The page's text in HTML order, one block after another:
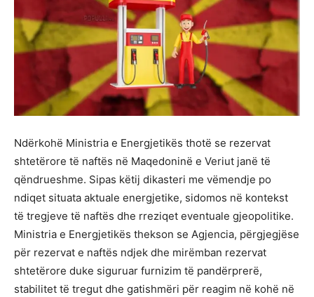
Ndërkohë Ministria e Energjetikës thotë se rezervat
shtetërore të naftës në Maqedoninë e Veriut janë të
qëndrueshme. Sipas këtij dikasteri me vëmendje po
ndiqet situata aktuale energjetike, sidomos në kontekst
të tregjeve të naftës dhe rreziqet eventuale gjeopolitike.
Ministria e Energjetikës thekson se Agjencia, përgjegjëse
për rezervat e naftës ndjek dhe mirëmban rezervat
shtetërore duke siguruar furnizim të pandërprerë,
stabilitet të tregut dhe gatishmëri për reagim në kohë në